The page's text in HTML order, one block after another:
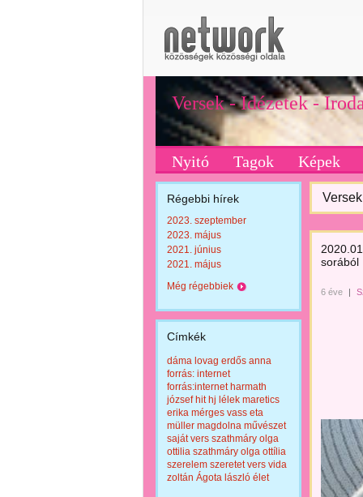
Versek - Idézetek -
Nyitó Tagok Képek
Régebbi hírek
2023. szeptember
2023. május
2021. június
2021. május
Még régebbiek
Címkék
dáma lovag erdős anna
forrás: internet
forrás:internet harmath
józsef hit hj lélek maretics
erika mérges vass eta
müller magdolna művészet
saját vers szathmáry olga
ottilia szathmáry olga ottília
szerelem szeretet vers vida
zoltán Ágota lászló élet
sorából
6 éve |